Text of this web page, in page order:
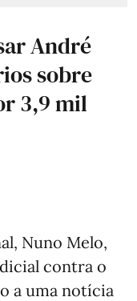
André
sobre
3,9 mil
Nuno Melo,
contra o
a uma notícia